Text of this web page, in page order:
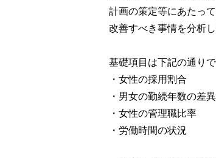
計画の策定等にあたっ
改善すべき事情を分析
基礎項目は下記の通りで
・女性の採用割合
・男女の勤続年数の差異
・女性の管理職比率
・労働時間の状況